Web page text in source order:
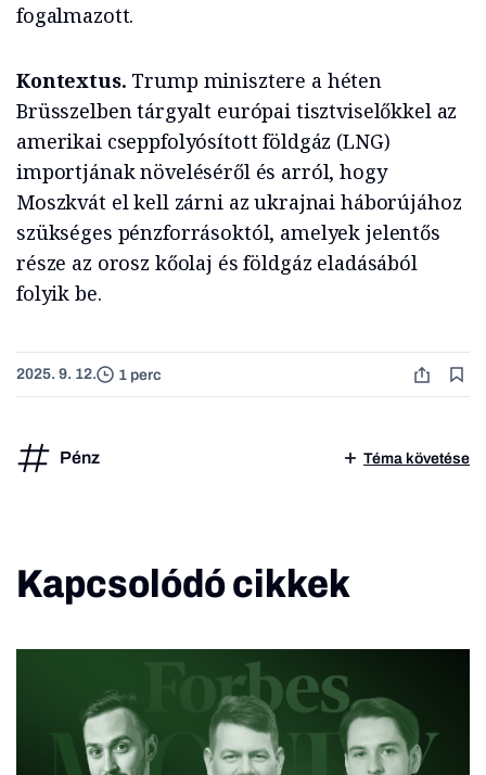
fogalmazott.
Kontextus. Trump minisztere a héten
Brüsszelben tárgyalt európai tisztviselőkkel az
amerikai cseppfolyósított földgáz (LNG)
importjának növeléséről és arról, hogy
Moszkvát el kell zárni az ukrajnai háborújához
szükséges pénzforrásoktól, amelyek jelentős
része az orosz kőolaj és földgáz eladásából
folyik be.
2025. 9. 12. 1 perc
Pénz Téma követése
Kapcsolódó cikkek